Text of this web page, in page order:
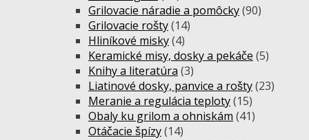
Grilovacie náradie a pomôcky(90)
Grilovacie rošty(14)
Hliníkové misky(4)
Keramické misy, dosky a pekáče (5)
Knihy a literatúra (3)
Liatinové dosky, panvice a rošty(23)
Meranie a regulácia teploty(15)
Obaly ku grilom a ohniskám (41)
Otáčacie špízy(14)